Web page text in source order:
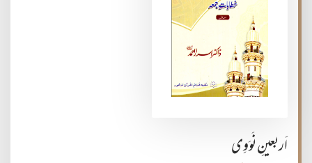
اَربعینِ نَوَوِی